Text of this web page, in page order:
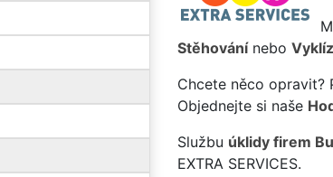
Stěhovánínebo
Chcete něco opravit?
Objednejte si naše
Službu úklidy firem
EXTRA SERVICES.